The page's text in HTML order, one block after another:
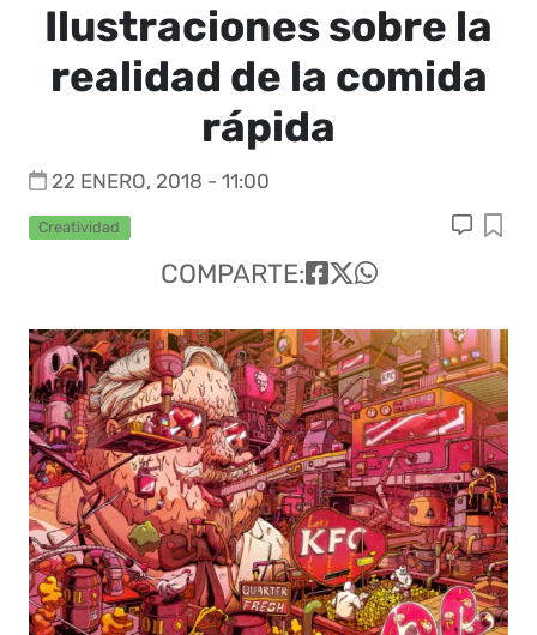
Ilustraciones sobre la
realidad de la comida
rápida
22 ENERO, 2018 - 11:00
Creatividad
COMPARTE: